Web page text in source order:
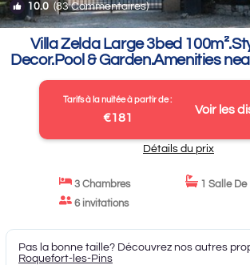
10.0 (83 Commentaires)
Villa Zelda Large 3bed
Decor.Pool & Garden.Amenities
Roquefort-Les-Pins
Tarifs à la nuitée à partir de :
€181
Voir les
Détails du prix
3 Chambres
1 Salle De
6 invitations
Pas la bonne taille? Découvrez nos autres
Roquefort-les-Pins